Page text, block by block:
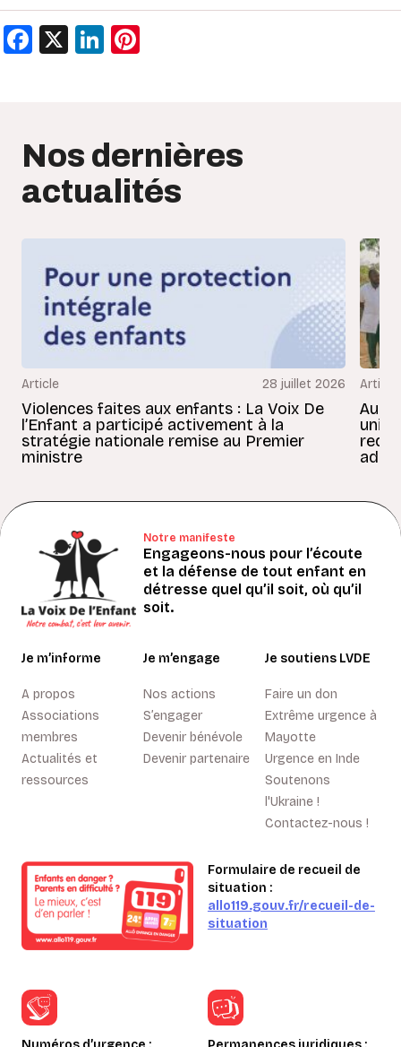
Facebook
X LinkedIn
Nos dernières
actualités
Article 28 juillet 2026
Violences faites aux enfants : La Voix De
l’Enfant a participé activement à la
stratégie nationale remise au Premier
ministre
Article
Au
Notre manifeste
Engageons-nous pour l’écoute
et la défense de tout enfant en
détresse quel qu’il soit, où qu’il
soit.
Je m’informe
A propos
Associations
membres
Actualités et
ressources
Je m’engage
Nos actions
S’engager
Devenir bénévole
Devenir partenaire
Je soutiens LVDE
Faire un don
Extrême urgence à
Mayotte
Urgence en Inde
Soutenons
l'Ukraine !
Contactez-nous !
Formulaire de recueil de
situation :
allo119.gouv.fr/recueil-de-
situation